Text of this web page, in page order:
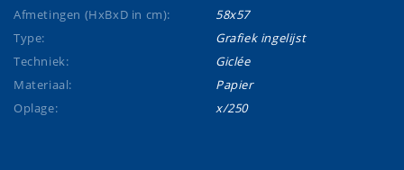
Afmetingen (HxBxD in cm):
58x57
Type:
Grafiek ingelijst
Techniek:
Giclée
Materiaal:
Papier
Oplage:
x/250